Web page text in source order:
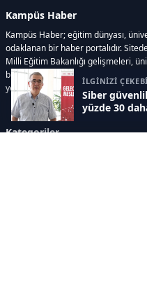
İLGİNİZİ
Siber
yüzde 30
Kampüs Haber
Kampüs Haber; eğitim dünyası,
odaklanan bir haber portalıdır.
Milli Eğitim Bakanlığı gelişmeleri,
bilim ve teknoloji alanındaki
yer alır.
Kategoriler